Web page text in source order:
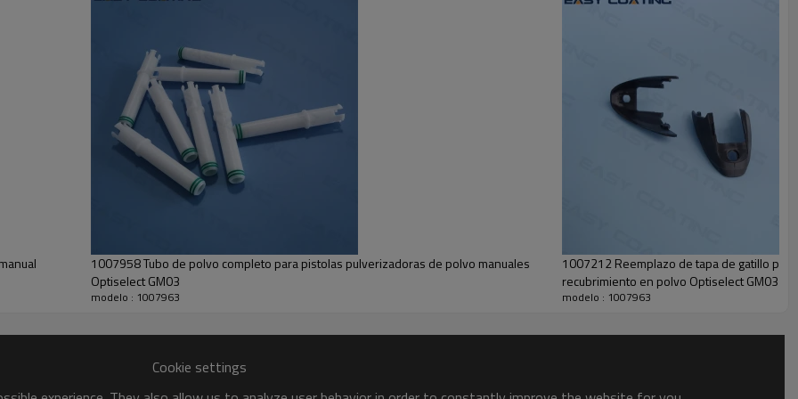
1007958 Tubo de polvo completo para pistolas pulverizadoras de polvo manuales
Optiselect GM03
modelo : 1007963
1007212 Reemplazo de tapa de gatillo
recubrimiento en polvo Optiselect GM03
modelo : 1007963
Cookie settings